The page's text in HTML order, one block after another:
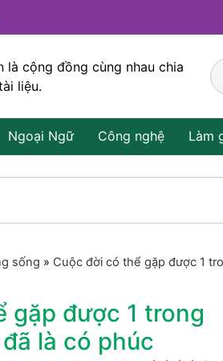
là cộng đồng cùng nhau chia
liệu.
Ngoại Ngữ Công nghệ Làm
sống » Cuộc đời có thể gặp được 1
gặp được 1 trong
là có phúc